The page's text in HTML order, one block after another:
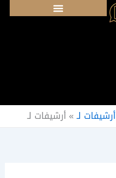
أرشيفات لـ» أرشيفات لـ